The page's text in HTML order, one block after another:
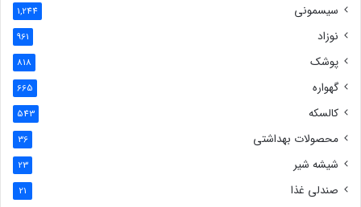
سیسمونی 1,244
نوزاد 961
پوشک 818
گهواره 665
کالسکه 543
محصولات بهداشتی 36
شیشه شیر 23
صندلی غذا 21